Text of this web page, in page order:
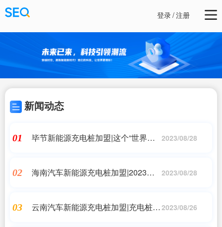
登录/注册
新闻动态
01
毕节新能源充电桩加盟|这个“世界纪
2023/08/28
02
海南汽车新能源充电桩加盟|2023新
2023/08/28
03
云南汽车新能源充电桩加盟|充电桩加2023/08/26